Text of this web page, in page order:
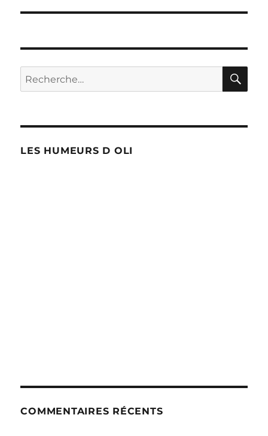
Recherche
pour :
LES HUMEURS D OLI
COMMENTAIRES RÉCENTS